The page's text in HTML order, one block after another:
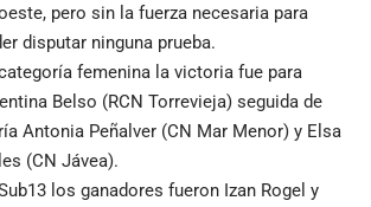
pero sin la fuerza necesaria para
disputar ninguna prueba.
femenina la victoria fue para
Belso (RCN Torrevieja) seguida de
Antonia Peñalver (CN Mar Menor) y Elsa
(CN Jávea).
los ganadores fueron Izan Rogel y